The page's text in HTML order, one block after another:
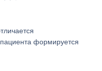
формируется